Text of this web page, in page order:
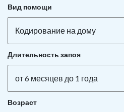
Вид помощи
Кодирование на дому
Длительность запоя
от 6 месяцев до 1 года
Возраст